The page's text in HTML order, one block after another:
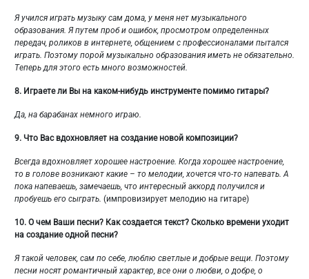
Я учился играть музыку сам дома, у меня нет музыкального
образования. Я путем проб и ошибок, просмотром определенных
передач, роликов в интернете, общением с профессионалами пытался
играть. Поэтому порой музыкально образования иметь не обязательно.
Теперь для этого есть много возможностей.
8. Играете ли Вы на каком-нибудь инструменте помимо гитары?
Да, на барабанах немного играю.
9. Что Вас вдохновляет на создание новой композиции?
Всегда вдохновляет хорошее настроение. Когда хорошее настроение,
то в голове возникают какие – то мелодии, хочется что-то напевать. А
пока напеваешь, замечаешь, что интересный аккорд получился и
пробуешь его сыграть. (импровизирует мелодию на гитаре)
10. О чем Ваши песни? Как создается текст? Сколько времени уходит
на создание одной песни?
Я такой человек, сам по себе, люблю светлые и добрые вещи. Поэтому
песни носят романтичный характер, все они о любви, о добре, о